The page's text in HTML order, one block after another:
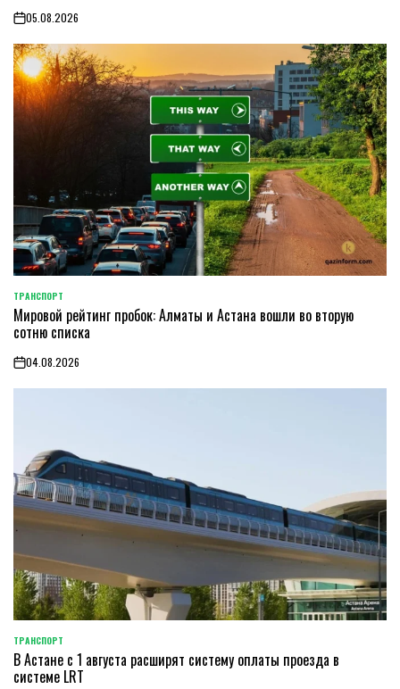
on05.08.2026
POSTED
IN
ТРАНСПОРТ
Мировой рейтинг пробок: Алматы и Астана вошли во вторую
сотню списка
on04.08.2026
POSTED
IN
ТРАНСПОРТ
В Астане с 1 августа расширят систему оплаты проезда в
системе LRT